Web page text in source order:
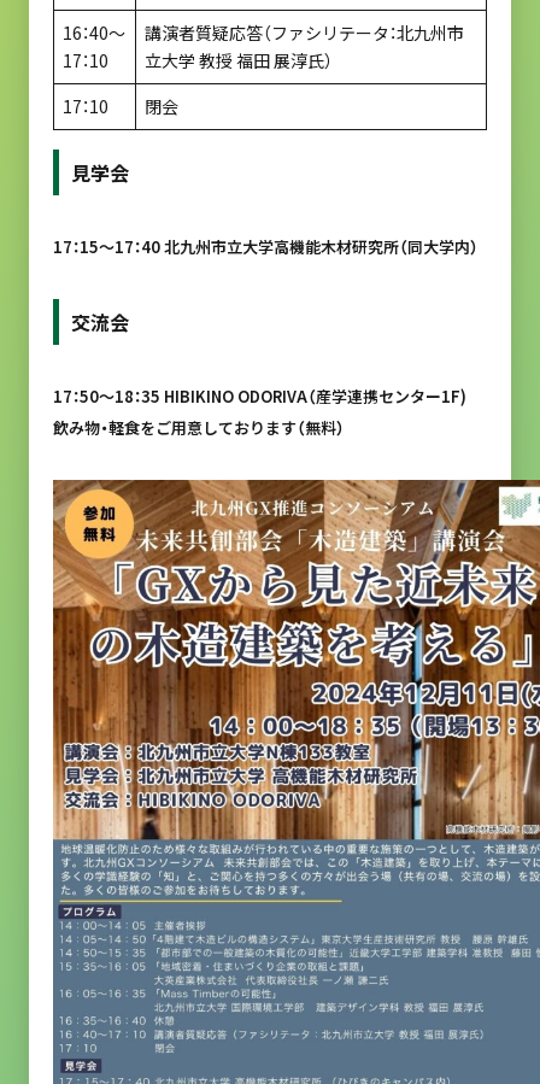
16：40～
17：10
講演者質疑応答（ファシリテータ：北九州市
立大学 教授 福田 展淳氏）
17：10
閉会
見学会
17：15～17：40 北九州市立大学高機能木材研究所（同大学内）
交流会
17：50～18：35 HIBIKINO ODORIVA（産学連携センター1F)
飲み物・軽食をご用意しております（無料）